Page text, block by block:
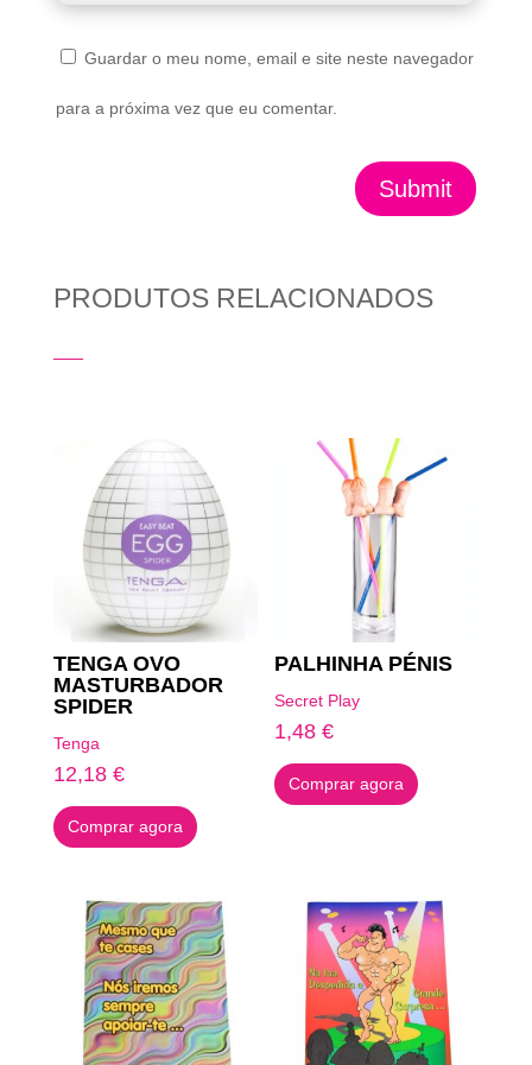
Guardar o meu nome, email e site neste navegador
para a próxima vez que eu comentar.
Submit
PRODUTOS RELACIONADOS
TENGA OVO
MASTURBADOR
SPIDER
Tenga
12,18 €
Comprar agora
PALHINHA PÉNIS
Secret Play
1,48€
Comprar agora